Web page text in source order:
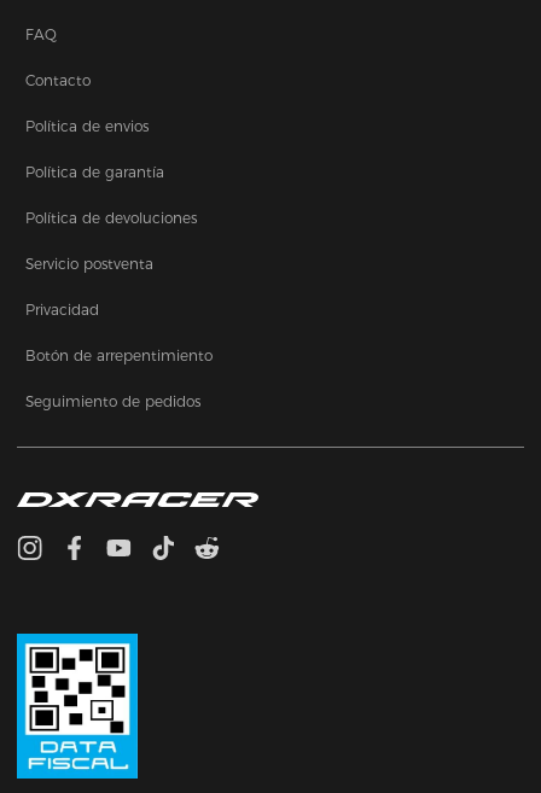
FAQ
Contacto
Política de envios
Política de garantía
Política de devoluciones
Servicio postventa
Privacidad
Botón de arrepentimiento
Seguimiento de pedidos